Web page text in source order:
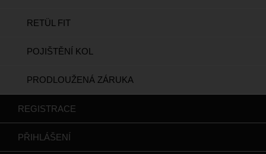
RETÜL FIT
POJIŠTĚNÍ KOL
PRODLOUŽENÁ ZÁRUKA
REGISTRACE
PŘIHLÁŠENÍ